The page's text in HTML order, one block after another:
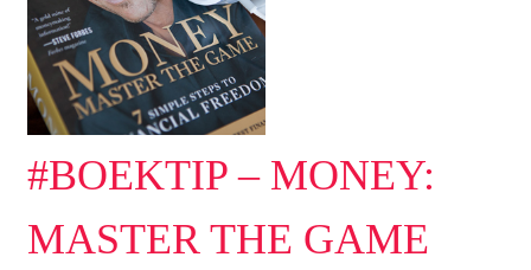
#BOEKTIP – MONEY:
MASTER THE GAME